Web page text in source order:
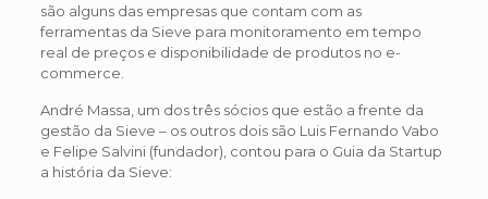
são alguns das empresas que contam com as
ferramentas da Sieve para monitoramento em tempo
real de preços e disponibilidade de produtos no e-
commerce.
André Massa, um dos três sócios que estão a frente da
gestão da Sieve – os outros dois são Luis Fernando Vabo
e Felipe Salvini (fundador), contou para o Guia da Startup
a história da Sieve: